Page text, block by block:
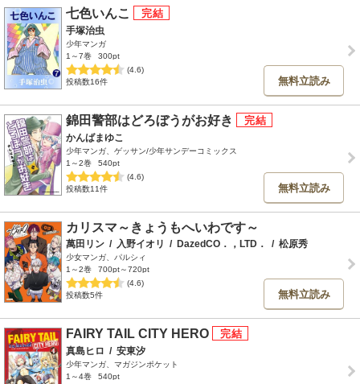
七色いんこ
手塚治虫
少年マンガ
1～7巻
300pt
(4.6)
投稿数16件
無料立読み
錦田警部はどろぼうがお好き
かんばまゆこ
少年マンガ、ゲッサン/少年サンデーコミックス
1～2巻
540pt
(4.6)
投稿数11件
無料立読み
カリスマ～きょうもへいわです～
萬田リン / 入野イオリ / DazedCO．，LTD． / 松原秀
少女マンガ、パルシィ
1～2巻
700pt～720pt
(4.6)
投稿数5件
無料立読み
FAIRY TAIL CITY HERO
真島ヒロ / 安東汐
少年マンガ、マガジンポケット
1～4巻
540pt